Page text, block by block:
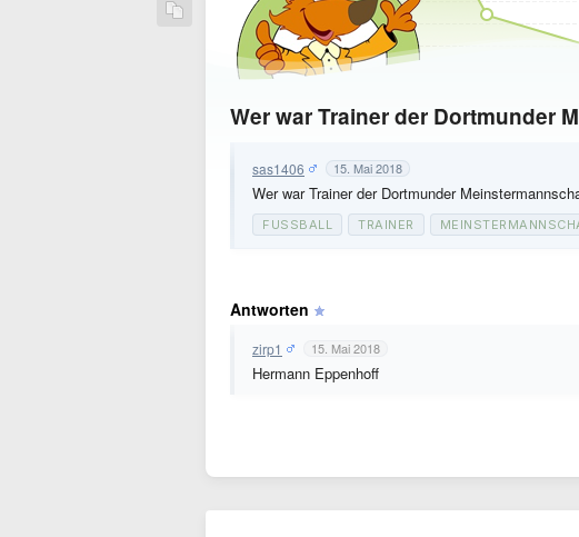
Wer war Trainer der Dortmunder
sas1406 15. Mai 2018
Wer war Trainer der Dortmunder
FUSSBALL TRAINER
Antworten
zirp1 15. Mai 2018
Hermann Eppenhoff